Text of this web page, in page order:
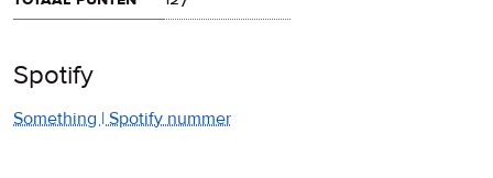
Spotify
Something | Spotify nummer